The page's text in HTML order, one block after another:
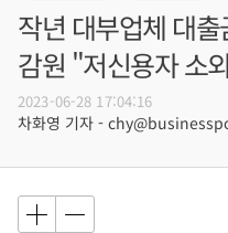
작년 대부업체 대
감원 "저신용자 소
2023-06-28 17:04:16
차화영 기자 -